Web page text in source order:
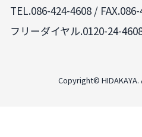
TEL.086-424-4608 /
フリーダイヤル.0120-24-
Copyright©